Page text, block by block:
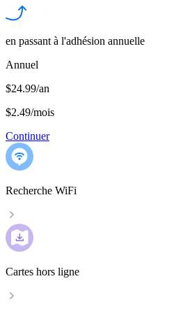
en passant à l'adhésion annuelle
Annuel
$24.99/an
$2.49/mois
Continuer
Recherche WiFi
Cartes hors ligne